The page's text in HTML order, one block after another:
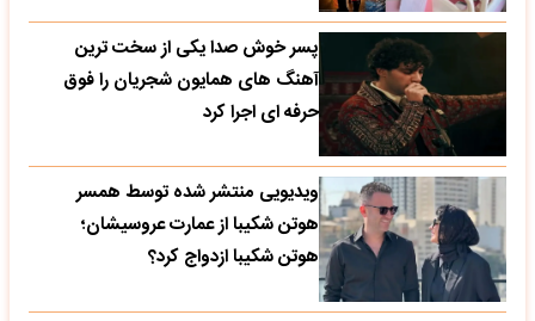
پسر خوش صدا یکی از سخت ترین
آهنگ های همایون شجریان را فوق
حرفه ای اجرا کرد
ویدیویی منتشر شده توسط همسر
هوتن شکیبا از عمارت عروسیشان؛
هوتن شکیبا ازدواج کرد؟